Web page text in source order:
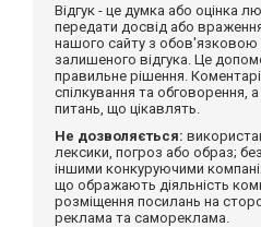
Відгук - це думка або оцінка
передати досвід або
нашого сайту з обов'язковою
залишеного відгука. Це
правильне рішення.
спілкування та обговорення,
питань, що цікавлять.
Не дозволяється:
лексики, погроз або образ;
іншими конкуруючими
що ображають діяльність
розміщення посилань на
реклама та самореклама.